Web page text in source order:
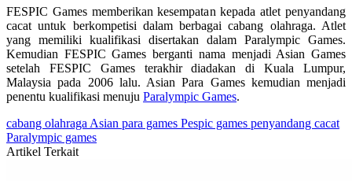
FESPIC Games memberikan kesempatan kepada atlet penyandang
cacat untuk berkompetisi dalam berbagai cabang olahraga. Atlet
yang memiliki kualifikasi disertakan dalam Paralympic Games.
Kemudian FESPIC Games berganti nama menjadi Asian Games
setelah FESPIC Games terakhir diadakan di Kuala Lumpur,
Malaysia pada 2006 lalu. Asian Para Games kemudian menjadi
penentu kualifikasi menuju Paralympic Games.
cabang olahraga Asian para games Pespic games penyandang cacat
Paralympic games
Artikel Terkait